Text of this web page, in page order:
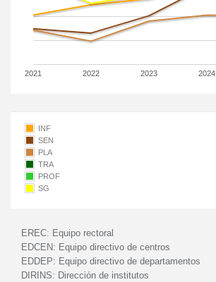
2021 2022 2023 2024
INF
SEN
PLA
TRA
PROF
SG
EREC: Equipo rectoral
EDCEN: Equipo directivo de centros
EDDEP: Equipo directivo de departamentos
DIRINS: Dirección de institutos